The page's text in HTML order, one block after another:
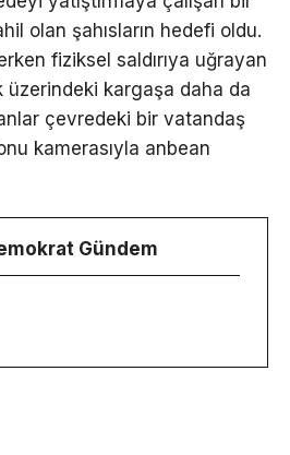
yatıştırmaya çalışan bir
olan şahısların hedefi oldu.
fiziksel saldırıya uğrayan
kargaşa daha da
çevredeki bir vatandaş
kamerasıyla anbean
Gündem